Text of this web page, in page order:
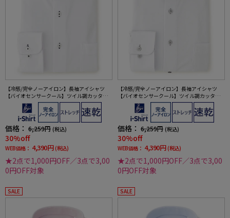
【冷感/完全ノーアイロン】長袖アイシャツ
【バイオセンサークール】ツイル調カッタウ
ェイ織柄無地形態安定ストレッチ防汚効果吸
汗速乾ワイシャツ春夏
価格： 6,259円 (税込)
30%off
WEB価格： 4,390円 (税込)
★2点で1,000円OFF／3点で3,00
0円OFF対象
【冷感/完全ノーアイロン】長袖アイシャツ
【バイオセンサークール】ツイル調カッタウ
ェイ織柄無地形態安定ストレッチ防汚効果吸
汗速乾ワイシャツ春夏
価格： 6,259円 (税込)
30%off
WEB価格： 4,390円 (税込)
★2点で1,000円OFF／3点で3,00
0円OFF対象
SALE SALE